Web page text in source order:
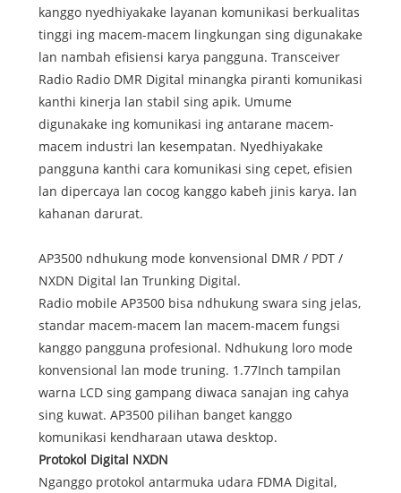
kanggo nyedhiyakake layanan komunikasi berkualitas
tinggi ing macem-macem lingkungan sing digunakake
lan nambah efisiensi karya pangguna. Transceiver
Radio Radio DMR Digital minangka piranti komunikasi
kanthi kinerja lan stabil sing apik. Umume
digunakake ing komunikasi ing antarane macem-
macem industri lan kesempatan. Nyedhiyakake
pangguna kanthi cara komunikasi sing cepet, efisien
lan dipercaya lan cocog kanggo kabeh jinis karya. lan
kahanan darurat.
AP3500 ndhukung mode konvensional DMR / PDT /
NXDN Digital lan Trunking Digital.
Radio mobile AP3500 bisa ndhukung swara sing jelas,
standar macem-macem lan macem-macem fungsi
kanggo pangguna profesional. Ndhukung loro mode
konvensional lan mode truning. 1.77Inch tampilan
warna LCD sing gampang diwaca sanajan ing cahya
sing kuwat. AP3500 pilihan banget kanggo
komunikasi kendharaan utawa desktop.
Protokol Digital NXDN
Nganggo protokol antarmuka udara FDMA Digital,